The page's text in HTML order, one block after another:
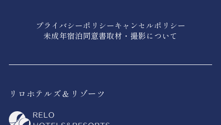
プライバシーポリシーキャンセルポリシー
未成年宿泊同意書取材・撮影について
リロホテルズ＆リゾーツ